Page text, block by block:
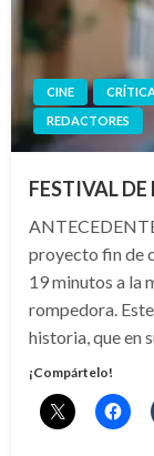
CINE
REDACTORES
FESTIVAL
proyecto fin de
19 minutos a la
rompedora.
historia, que en
¡Compártelo!